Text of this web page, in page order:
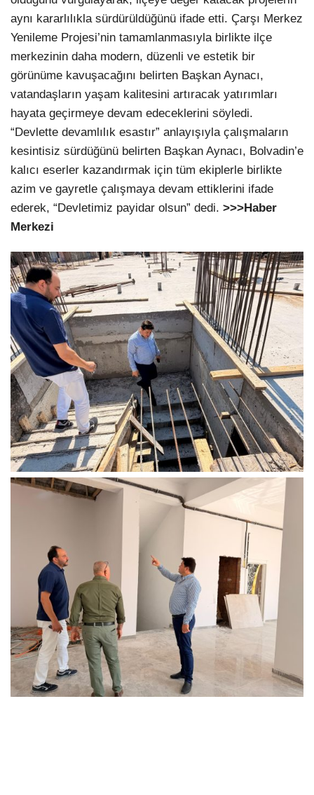
aynı kararlılıkla sürdürüldüğünü ifade etti. Çarşı Merkez
Yenileme Projesi’nin tamamlanmasıyla birlikte ilçe
merkezinin daha modern, düzenli ve estetik bir
görünüme kavuşacağını belirten Başkan Aynacı,
vatandaşların yaşam kalitesini artıracak yatırımları
hayata geçirmeye devam edeceklerini söyledi.
“Devlette devamlılık esastır” anlayışıyla çalışmaların
kesintisiz sürdüğünü belirten Başkan Aynacı, Bolvadin’e
kalıcı eserler kazandırmak için tüm ekiplerle birlikte
azim ve gayretle çalışmaya devam ettiklerini ifade
ederek, “Devletimiz payidar olsun” dedi. >>>Haber
Merkezi